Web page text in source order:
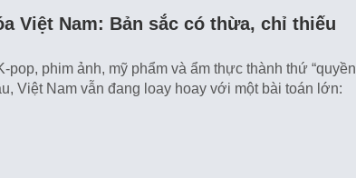
Việt Nam: Bản sắc có thừa, chỉ thiếu
pop, phim ảnh, mỹ phẩm và ẩm thực thành thứ “quyền
Việt Nam vẫn đang loay hoay với một bài toán lớn: